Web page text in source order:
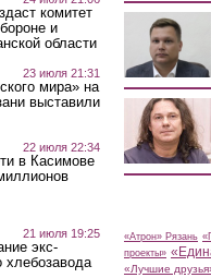
комитет
и
области
23 июля 21:31
мира» на
выставили
22 июля 22:34
в Касимове
21 июля 19:25
экс-
хлебозавода
«Атрон» Рязань
проекты»
«Лучшие